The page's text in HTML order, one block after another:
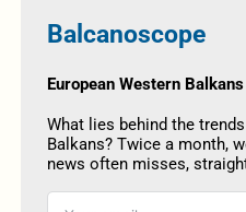
Balcanoscope
European Western
What lies behind the
Balkans? Twice a month,
news often misses,